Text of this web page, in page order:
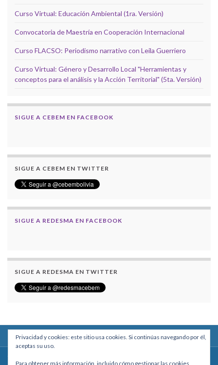
Curso Virtual: Educación Ambiental (1ra. Versión)
Convocatoria de Maestría en Cooperación Internacional
Curso FLACSO: Periodismo narrativo con Leila Guerriero
Curso Virtual: Género y Desarrollo Local "Herramientas y
conceptos para el análisis y la Acción Territorial" (5ta. Versión)
SIGUE A CEBEM EN FACEBOOK
SIGUE A CEBEM EN TWITTER
SIGUE A REDESMA EN FACEBOOK
SIGUE A REDESMA EN TWITTER
Privacidad y cookies: este sitio usa cookies. Si continúas navegando por él,
aceptas su uso.
Para obtener más información, incluido cómo gestionar las cookies,